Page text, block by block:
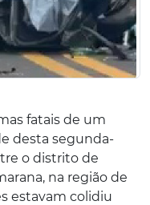
fatais de um
desta segunda-
o distrito de
na região de
estavam colidiu